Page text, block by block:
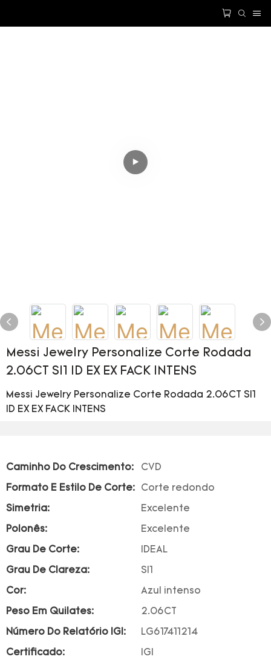
Messi Jewelry Personalize Corte Rodada
2.06CT SI1 ID EX EX FACK INTENS
Messi Jewelry Personalize Corte Rodada 2.06CT SI1
ID EX EX FACK INTENS
Caminho Do Crescimento: CVD
Formato E Estilo De Corte: Corte redondo
Simetria: Excelente
Polonês: Excelente
Grau De Corte: IDEAL
Grau De Clareza: SI1
Cor: Azul intenso
Peso Em Quilates: 2.06CT
Número Do Relatório IGI: LG617411214
Certificado: IGI